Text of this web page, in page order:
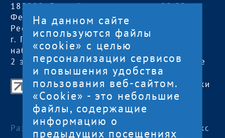
185000, Российская
Федерация,
Республика Карелия
г. Петрозаводск,
наб. Гюллинга, 11 /
2 этаж, офис 2
пн — чт:09:00 —
18:00
пт:09:00 — 17:00
обед с 13:00 до
14:00
сб, вс— выходные
Центр поддержки экспорта Республики
Карелия
© 2012—2024
Разработка и поддержка сайта — «
Артлекс
На данном сайте
используются файлы
«cookie» с целью
персонализации сервисов
и повышения удобства
пользования веб-сайтом.
«Cookie» - это небольшие
файлы, содержащие
информацию о
предыдущих посещениях